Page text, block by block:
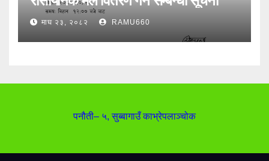
माघ २३, २०८२ RAMU660
पनौती– ५, सुब्बागाउँ काभ्रेपलाञ्‍चोक